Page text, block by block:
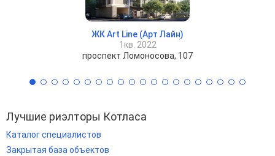
ЖК Art Line (Арт Лайн)
1кв. 2022
проспект Ломоносова, 107
Лучшие риэлторы Котласа
Каталог специалистов
Закрытая база объектов